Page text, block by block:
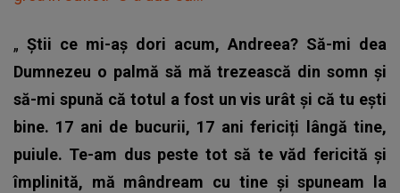
„ Știi ce mi-aș dori acum, Andreea? Să-mi dea
Dumnezeu o palmă să mă trezească din somn și
să-mi spună că totul a fost un vis urât și că tu ești
bine. 17 ani de bucurii, 17 ani fericiți lângă tine,
puiule. Te-am dus peste tot să te văd fericită și
împlinită, mă mândream cu tine și spuneam la